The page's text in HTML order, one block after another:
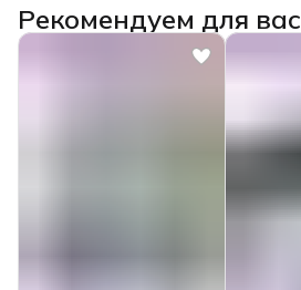
Рекомендуем для вас